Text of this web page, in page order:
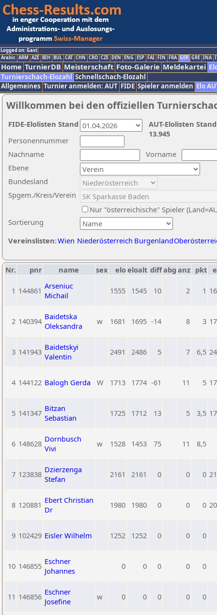
Logged on: Gast
Arabic ARM AZE BIH BUL CAT CHN CRO CZE DEN ENG ESP FAI FIN FRA GER GRE INA
Home TurnierDB Meisterschaft Foto-Galerie Meldekartei
Turnierschach-Elozahl Schnellschach-Elozahl
Allgemeines Turnier anmelden: AUT FIDE Spieler anmelden Elo
Willkommen bei den offiziellen
Nachname
Vorname
Ebene
Sortierung
Personennummer
Bundesland
Spgem./Kreis/Verein
Nur "österreichische" Spieler
Vereinslisten:Wien Niederösterreich Burgenland
AUT-Elolisten
13.945
FIDE-Elolisten Stand
Nr. pnr name sex eloeloalt diffabg anz pkt
1 144861 Arseniuc
Michail
1555 1545 10 2 1
2 140394 Baidetska
Oleksandra
w 1681 1695 -14 8 3
3 141943 Baidetskyi
Valentin
2491 2486 5 7 6,5
4 144122 Balogh Gerda W 1713 1774 -61 11 5
5 141347 Bitzan
Sebastian
1725 1712 13 5 3,5
6 148628 Dornbusch
Vivi
w 1528 1453 75 11 8,5
7 123838 Dzierzenga
Stefan
2161 2161 0 0 0
8 120881 Ebert Christian
Dr
1980 1980 0 0 0
9 102429 Eisler Wilhelm 1252 1252 0 0 0
10 146855 Eschner
Johannes
0 0 0 0 0
11 146856 Eschner
Josefine
w 0 0 0 0 0